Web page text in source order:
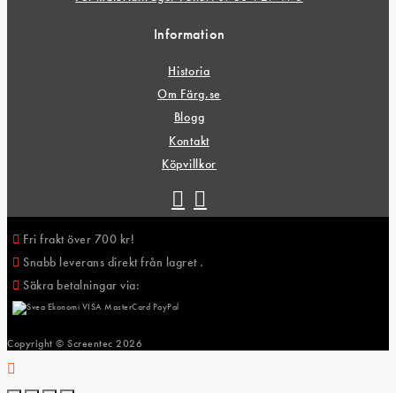
Information
Historia
Om Färg.se
Blogg
Kontakt
Köpvillkor
Fri frakt över 700 kr!
Snabb leverans direkt från lagret .
Säkra betalningar via:
Copyright © Screentec 2026